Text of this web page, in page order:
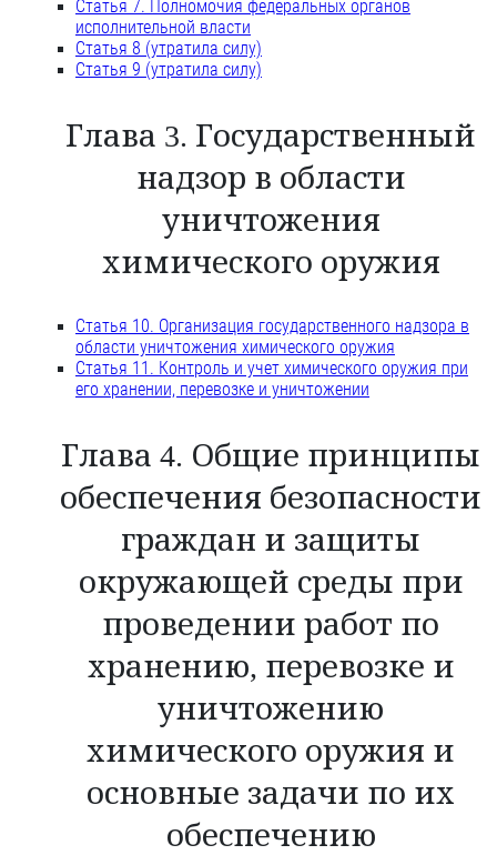
Статья 7. Полномочия федеральных органов
исполнительной власти
Статья 8 (утратила силу)
Статья 9 (утратила силу)
Глава 3. Государственный
надзор в области
уничтожения
химического оружия
Статья 10. Организация государственного надзора в
области уничтожения химического оружия
Статья 11. Контроль и учет химического оружия при
его хранении, перевозке и уничтожении
Глава 4. Общие принципы
обеспечения безопасности
граждан и защиты
окружающей среды при
проведении работ по
хранению, перевозке и
уничтожению
химического оружия и
основные задачи по их
обеспечению